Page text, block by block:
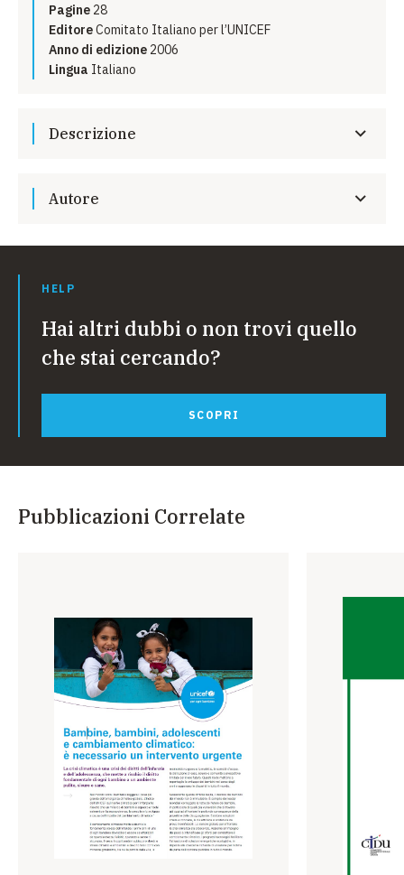
Pagine 28
EditoreComitato Italiano per l’UNICEF
Anno di edizione 2006
Lingua Italiano
Descrizione
adottata dall’Assemblea generale delle Nazioni Unite il
1981.
Impegna gli Stati parti a perseguire con ogni mezzo
eliminare la discriminazione nei confronti della
donna
Autore
HELP
Hai altri dubbi o non trovi quello
che stai cercando?
SCOPRI
Pubblicazioni Correlate